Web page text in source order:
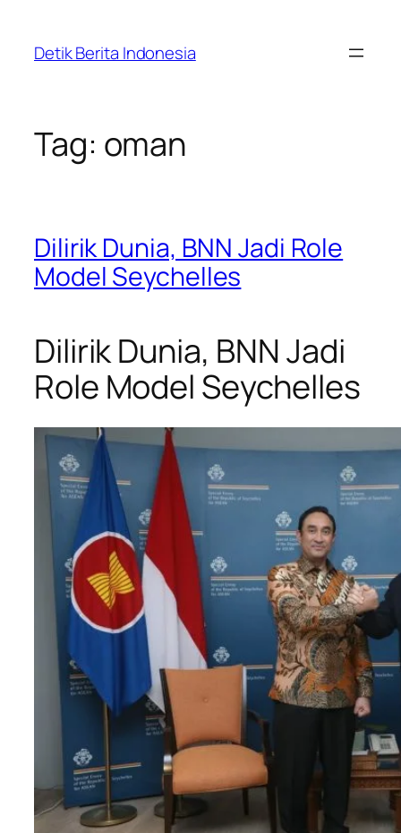
content
Detik Berita Indonesia
Tag: oman
Dilirik Dunia, BNN Jadi Role
Model Seychelles
Dilirik Dunia, BNN Jadi
Role Model Seychelles